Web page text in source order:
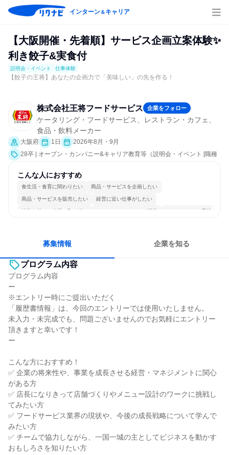
インターン＆キャリア
【大阪開催・先着順】サービス企画立案体験✨
利き餃子&実食付
説明会・イベント 仕事体験
【餃子の王将】あなたの企画力で「美味しい」の先を作る！
株式会社王将フードサービス 企業をフォロー
ケータリング・フードサービス、レストラン・カフェ、
食品・飲料メーカー
大阪府 1日
2026年8月・9月
28卒 | オープン・カンパニー&キャリア教育等（説明会・イベント [職種
こんな人におすすめ
食生活・食育に関わりたい 商品・サービスを企画したい
商品・サービスを販売したい 経営に近い仕事がしたい
情熱を持って仕事に取り組む コミュニケーションが活発 チームワークを重視
募集情報 企業を知る
プログラム内容
プログラム内容
ー
※エントリー時にご提出いただく
「履歴書情報」は、今回のエントリーでは使用いたしません。
未入力・未完成でも、問題ございませんのでお気軽にエントリー
頂きますと幸いです！
ー
こんな方におすすめ！
✅ 企業の将来性や、事業を成長させる経営・マネジメントに関心
がある方
✅ 店長になりきって店舗づくりやメニュー設計のワークに挑戦し
てみたい方
✅ フードサービス業界の現状や、今後の成長戦略について学んで
みたい方
✅ チームで協力しながら、一国一城の主としてビジネスを動かす
おもしろさを知りたい方